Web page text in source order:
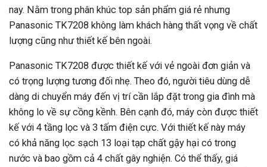
nay. Nằm trong phân khúc top sản phẩm giá rẻ nhưng
Panasonic TK7208 không làm khách hàng thất vọng về chất
lượng cũng như thiết kế bên ngoài.
Panasonic TK7208 được thiết kế với vẻ ngoài đơn giản và
có trọng lượng tương đối nhẹ. Theo đó, người tiêu dùng dễ
dàng di chuyển máy đến vị trí cần lắp đặt trong gia đình mà
không lo về sự cồng kềnh. Bên cạnh đó, máy còn được thiết
kế với 4 tầng lọc và 3 tấm điện cực. Với thiết kế này máy
có khả năng lọc sạch 13 loại tạp chất gậy hại có trong
nước và bao gồm cả 4 chất gây nghiện. Có thể thấy, giá